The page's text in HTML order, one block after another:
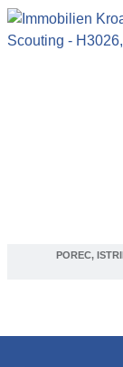
POREC,